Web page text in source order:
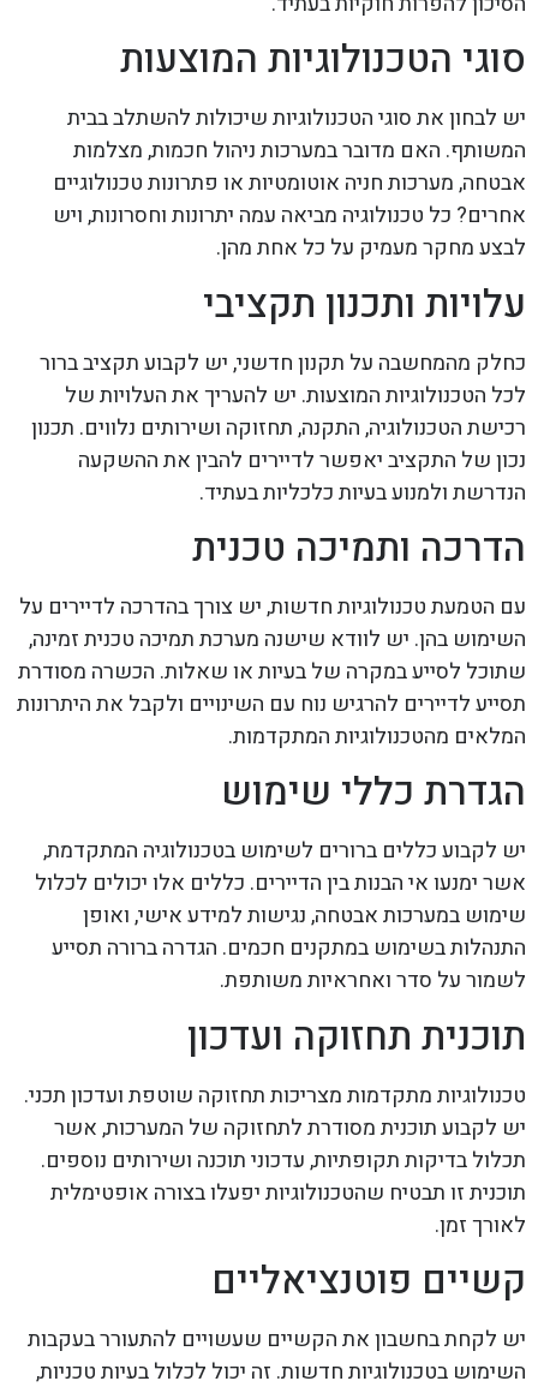
סוגי הטכנולוגיות המוצעות
יש לבחון את סוגי הטכנולוגיות שיכולות להשתלב בבית
המשותף. האם מדובר במערכות ניהול חכמות, מצלמות
אבטחה, מערכות חניה אוטומטיות או פתרונות טכנולוגיים
אחרים? כל טכנולוגיה מביאה עמה יתרונות וחסרונות, ויש
לבצע מחקר מעמיק על כל אחת מהן.
עלויות ותכנון תקציבי
כחלק מהמחשבה על תקנון חדשני, יש לקבוע תקציב ברור
לכל הטכנולוגיות המוצעות. יש להעריך את העלויות של
רכישת הטכנולוגיה, התקנה, תחזוקה ושירותים נלווים. תכנון
נכון של התקציב יאפשר לדיירים להבין את ההשקעה
הנדרשת ולמנוע בעיות כלכליות בעתיד.
הדרכה ותמיכה טכנית
עם הטמעת טכנולוגיות חדשות, יש צורך בהדרכה לדיירים על
השימוש בהן. יש לוודא שישנה מערכת תמיכה טכנית זמינה,
שתוכל לסייע במקרה של בעיות או שאלות. הכשרה מסודרת
תסייע לדיירים להרגיש נוח עם השינויים ולקבל את היתרונות
המלאים מהטכנולוגיות המתקדמות.
הגדרת כללי שימוש
יש לקבוע כללים ברורים לשימוש בטכנולוגיה המתקדמת,
אשר ימנעו אי הבנות בין הדיירים. כללים אלו יכולים לכלול
שימוש במערכות אבטחה, נגישות למידע אישי, ואופן
התנהלות בשימוש במתקנים חכמים. הגדרה ברורה תסייע
לשמור על סדר ואחראיות משותפת.
תוכנית תחזוקה ועדכון
טכנולוגיות מתקדמות מצריכות תחזוקה שוטפת ועדכון תכני.
יש לקבוע תוכנית מסודרת לתחזוקה של המערכות, אשר
תכלול בדיקות תקופתיות, עדכוני תוכנה ושירותים נוספים.
תוכנית זו תבטיח שהטכנולוגיות יפעלו בצורה אופטימלית
לאורך זמן.
קשיים פוטנציאליים
יש לקחת בחשבון את הקשיים שעשויים להתעורר בעקבות
השימוש בטכנולוגיות חדשות. זה יכול לכלול בעיות טכניות,